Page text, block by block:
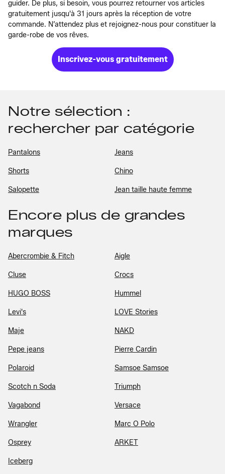
guider. De plus, si besoin, vous pourrez retourner vos articles
gratuitement jusqu'à 31 jours après la réception de votre
commande. N’attendez plus et rejoignez-nous pour constituer la
garde-robe de vos rêves.
Inscrivez-vous gratuitement
Notre sélection :
rechercher par catégorie
Pantalons Jeans
Shorts Chino
Salopette Jean taille haute femme
Encore plus de grandes
marques
Abercrombie & Fitch Aigle
Cluse Crocs
HUGO BOSS Hummel
Levi's LOVE Stories
Maje NAKD
Pepe jeans Pierre Cardin
Polaroid Samsoe Samsoe
Scotch n Soda Triumph
Vagabond Versace
Wrangler Marc O Polo
Osprey ARKET
Iceberg